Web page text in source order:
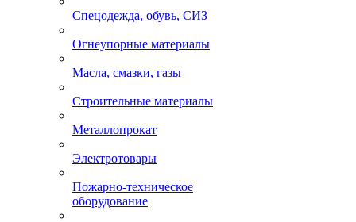
Спецодежда, обувь, СИЗ
Огнеупорные материалы
Масла, смазки, газы
Строительные материалы
Металлопрокат
Электротовары
Пожарно-техническое
оборудование